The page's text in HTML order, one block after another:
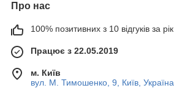
Про нас
100% позитивних з 10 відгуків за рік
Працює з 22.05.2019
м. Київ
вул. М. Тимошенко, 9, Київ, Україна